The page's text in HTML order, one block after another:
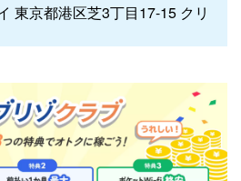
東京都港区芝3丁目17-15 クリ